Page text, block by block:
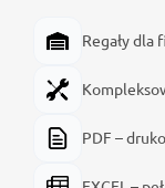
Regały dla
PDF –